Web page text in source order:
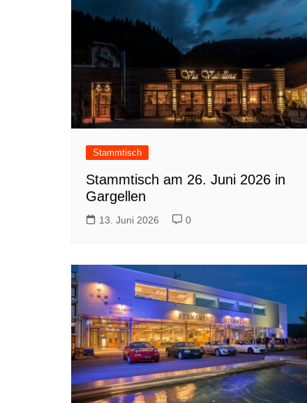
Stammtisch
Stammtisch am 26. Juni 2026 in
Gargellen
13. Juni 2026 0